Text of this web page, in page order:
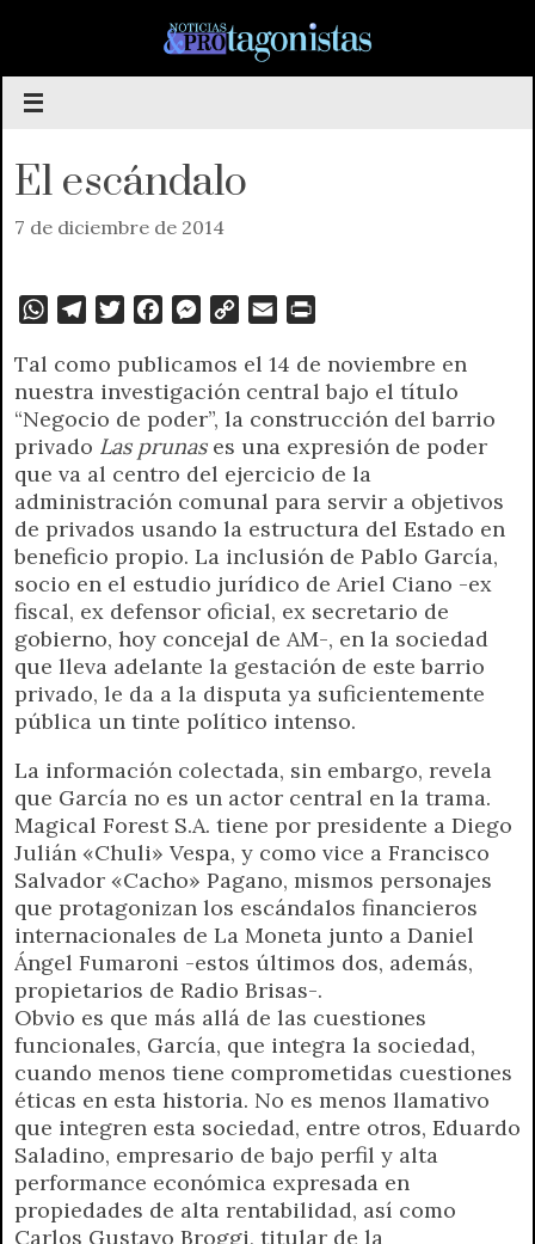
contenido
El escándalo
7 de diciembre de 2014
W
a
t
s
A
p
p
l
e
g
r
a
m
i
t
t
e
r
c
e
b
o
o
k
M
s
s
e
n
g
e
r
p
y
L
i
n
k
a
i
l
i
n
t
F
r
i
e
n
d
l
y
Tal como publicamos el 14 de noviembre en
nuestra investigación central bajo el título
“Negocio de poder”, la construcción del barrio
privado Las prunases una expresión de poder
que va al centro del ejercicio de la
administración comunal para servir a objetivos
de privados usando la estructura del Estado en
beneficio propio. La inclusión de Pablo García,
socio en el estudio jurídico de Ariel Ciano -ex
fiscal, ex defensor oficial, ex secretario de
gobierno, hoy concejal de AM-, en la sociedad
que lleva adelante la gestación de este barrio
privado, le da a la disputa ya suficientemente
pública un tinte político intenso.
La información colectada, sin embargo, revela
que García no es un actor central en la trama.
Magical Forest S.A. tiene por presidente a Diego
Julián «Chuli» Vespa, y como vice a Francisco
Salvador «Cacho» Pagano, mismos personajes
que protagonizan los escándalos financieros
internacionales de La Moneta junto a Daniel
Ángel Fumaroni -estos últimos dos, además,
propietarios de Radio Brisas-.
Obvio es que más allá de las cuestiones
funcionales, García, que integra la sociedad,
cuando menos tiene comprometidas cuestiones
éticas en esta historia. No es menos llamativo
que integren esta sociedad, entre otros, Eduardo
Saladino, empresario de bajo perfil y alta
performance económica expresada en
propiedades de alta rentabilidad, así como
Carlos Gustavo Broggi, titular de la